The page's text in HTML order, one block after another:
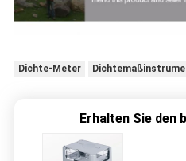
Dichte-Meter
Erhalten Sie den